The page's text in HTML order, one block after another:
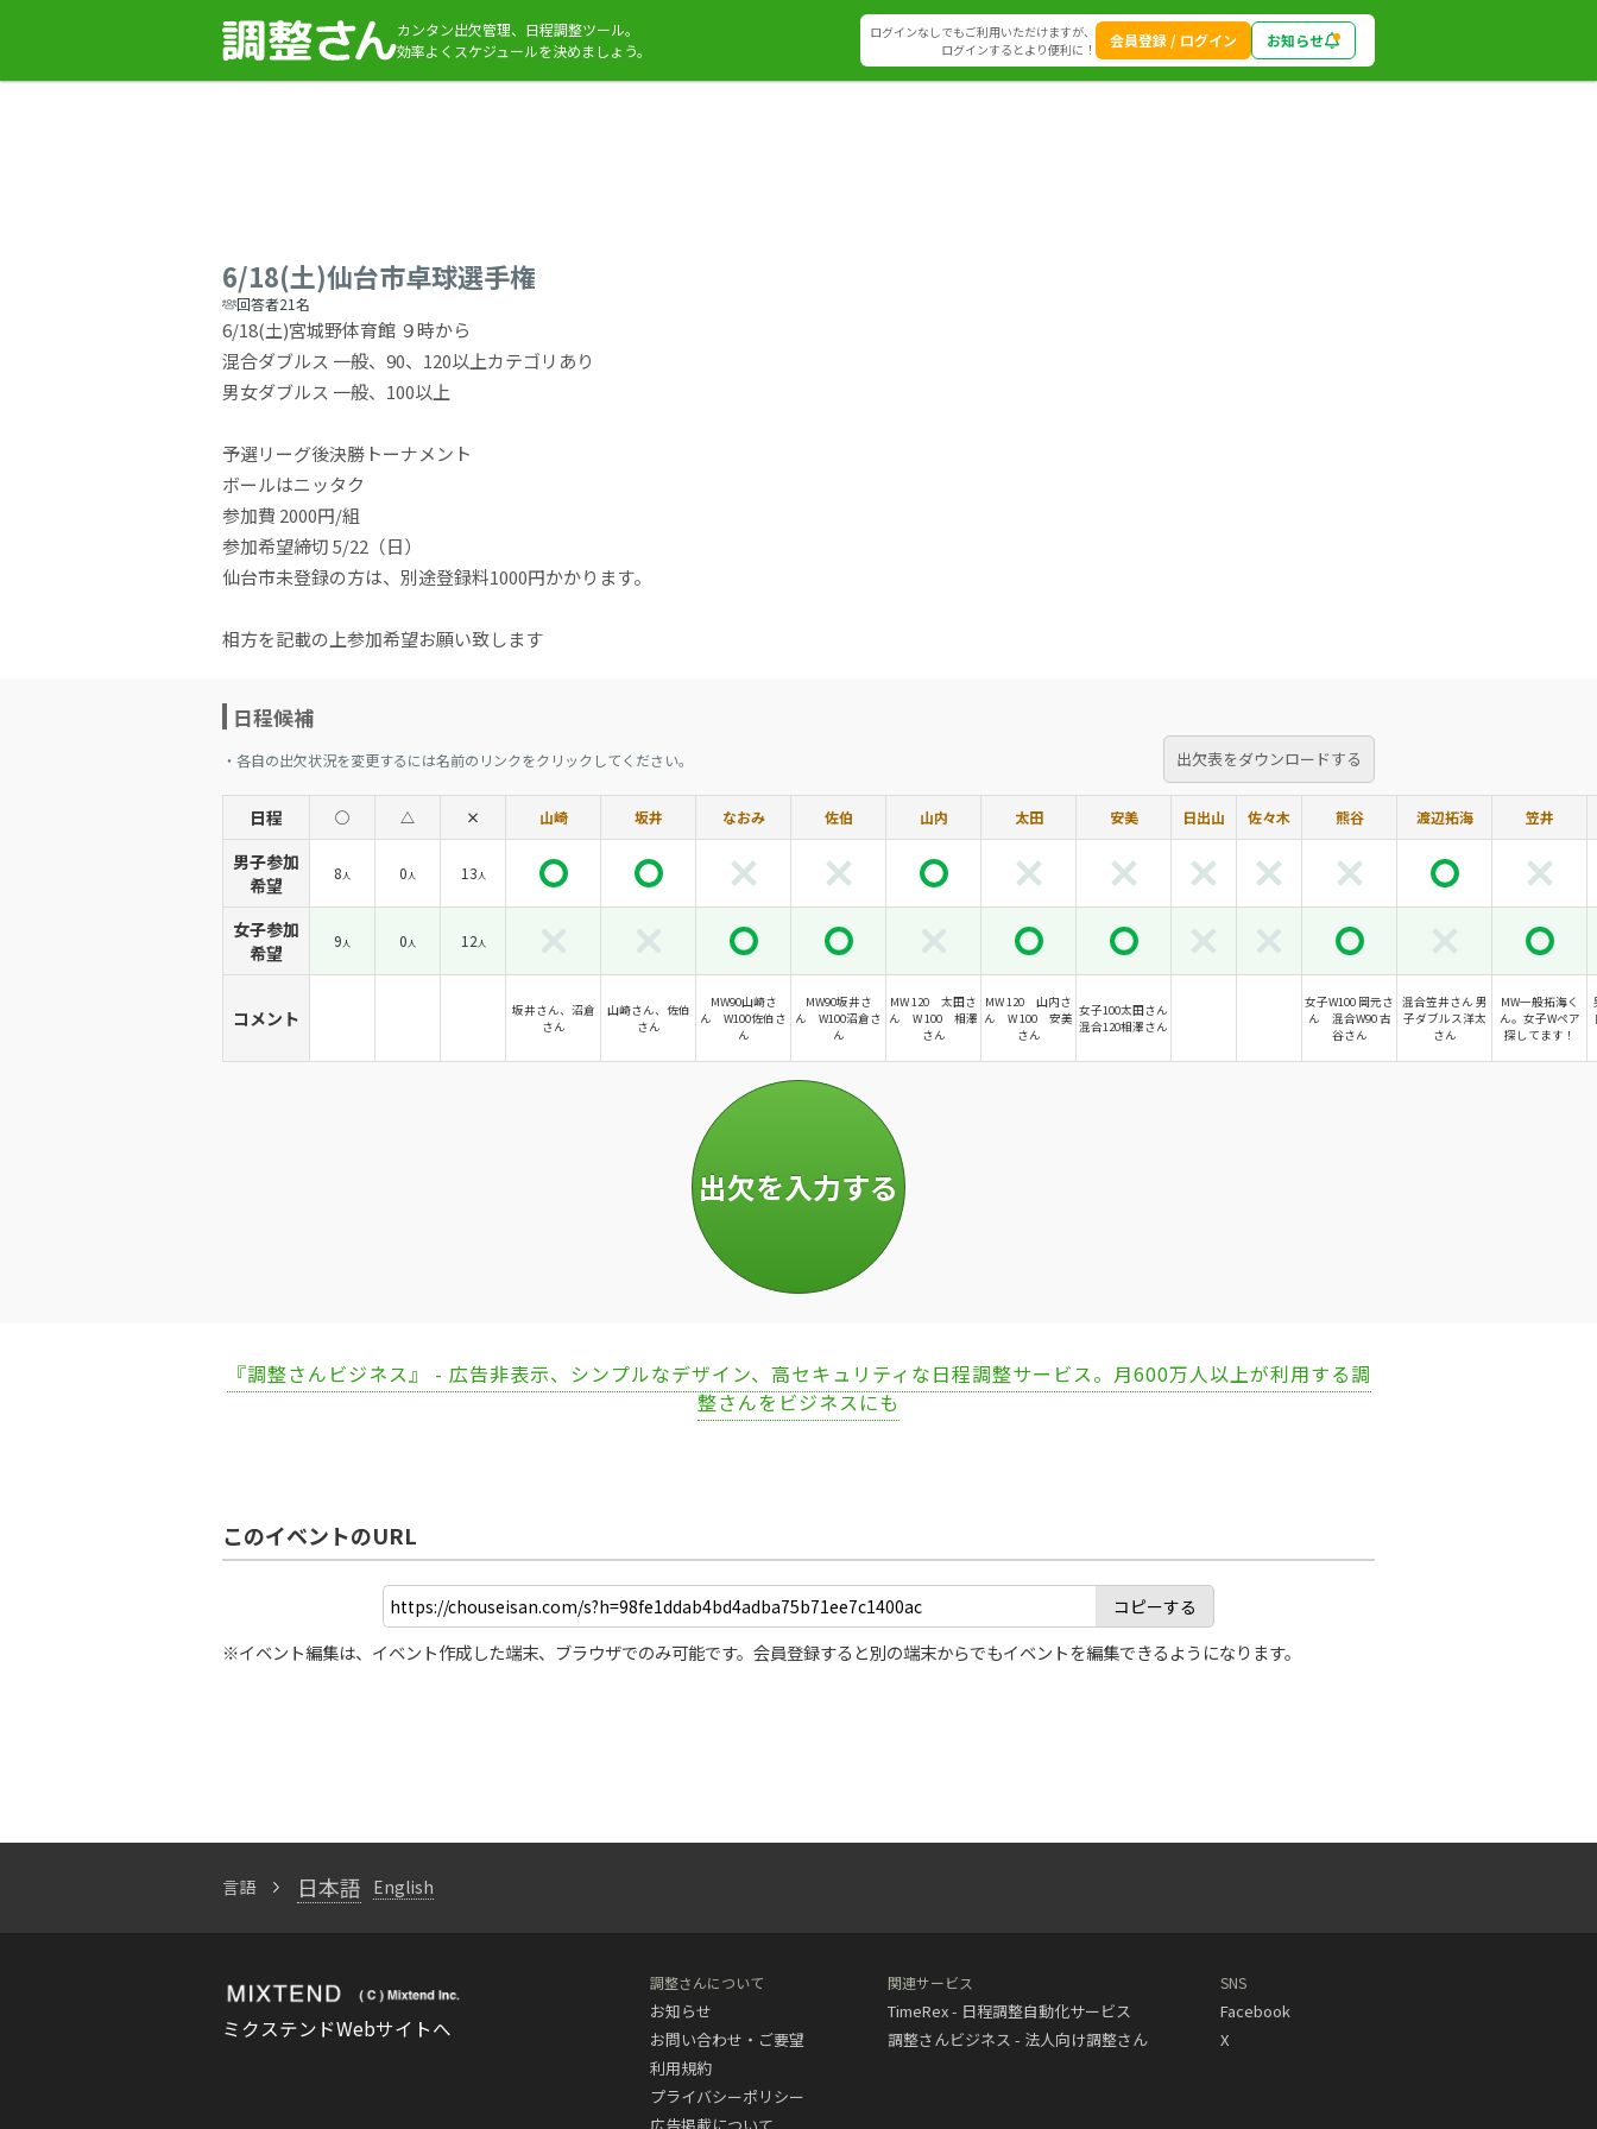
カンタン出欠管理、日程調整ツール。
効率よくスケジュールを決めましょう。
ログインなしでもご利用いただけますが、
ログインするとより便利に！
会員登録 / ログイン お知らせ
6/18(土)仙台市卓球選手権
回答者21名
6/18(土)宮城野体育館 ９時から
混合ダブルス 一般、90、120以上カテゴリあり
男女ダブルス 一般、100以上
予選リーグ後決勝トーナメント
ボールはニッタク
参加費 2000円/組
参加希望締切 5/22（日）
仙台市未登録の方は、別途登録料1000円かかります。
相方を記載の上参加希望お願い致します
日程候補
・各自の出欠状況を変更するには名前のリンクをクリックしてください。 出欠表をダウンロードする
日程 ◯ △ × 山崎 坂井 なおみ 佐伯 山内 太田 安美 日出山 佐々木 熊谷 渡辺拓海 笠井
男子参加
希望
8人 0人 13人
女子参加
希望
9人 0人 12人
コメント
坂井さん、沼倉
さん
山崎さん、佐伯
さん
MW90山崎さ
ん W100佐伯さ
ん
MW90坂井さ
ん W100沼倉さ
ん
MW 120 太田さ
ん W 100 相澤
さん
MW 120 山内さ
ん W 100 安美
さん
女子100太田さん
混合120相澤さん
女子W100 岡元さ
ん 混合W90 古
谷さん
混合笠井さん 男
子ダブルス洋太
さん
MW一般拓海く
ん。女子Wペア
探してます！
『調整さんビジネス』 - 広告非表示、シンプルなデザイン、高セキュリティな日程調整サービス。月600万人以上が利用する調
整さんをビジネスにも
このイベントのURL
コピーする
※イベント編集は、イベント作成した端末、ブラウザでのみ可能です。会員登録すると別の端末からでもイベントを編集できるようになります。
言語 日本語 English
ミクステンドWebサイトへ
調整さんについて
お知らせ
お問い合わせ・ご要望
利用規約
プライバシーポリシー
関連サービス
TimeRex - 日程調整自動化サービス
調整さんビジネス - 法人向け調整さん
SNS
Facebook
X